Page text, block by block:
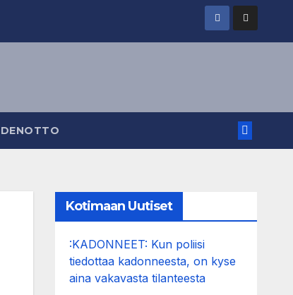
Kotimaan Uutiset
:KADONNEET: Kun poliisi
tiedottaa kadonneesta, on kyse
aina vakavasta tilanteesta